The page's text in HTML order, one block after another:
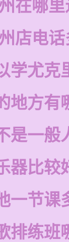
在哪
店电
学尤克
地方有
是一般
器比较
一节课
排练班